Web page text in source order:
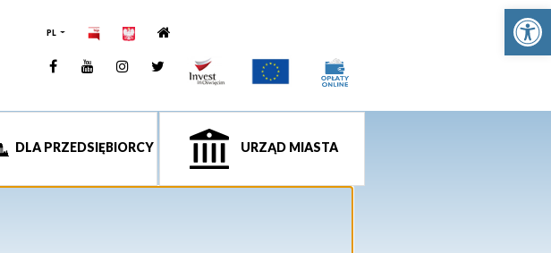
PL
FacebookYouTUbeInstagramTwitter
DLA PRZEDSIĘBIORCY URZĄD MIASTA